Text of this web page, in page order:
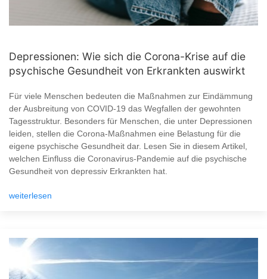
Depressionen: Wie sich die Corona-Krise auf die
psychische Gesundheit von Erkrankten auswirkt
Für viele Menschen bedeuten die Maßnahmen zur Eindämmung
der Ausbreitung von COVID-19 das Wegfallen der gewohnten
Tagesstruktur. Besonders für Menschen, die unter Depressionen
leiden, stellen die Corona-Maßnahmen eine Belastung für die
eigene psychische Gesundheit dar. Lesen Sie in diesem Artikel,
welchen Einfluss die Coronavirus-Pandemie auf die psychische
Gesundheit von depressiv Erkrankten hat.
weiterlesen